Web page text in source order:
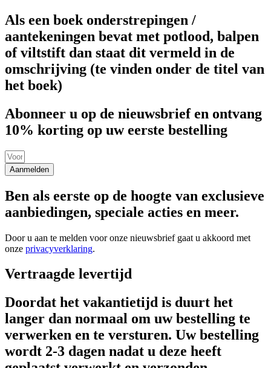
Als een boek onderstrepingen /
aantekeningen bevat met potlood, balpen
of viltstift dan staat dit vermeld in de
omschrijving (te vinden onder de titel van
het boek)
Abonneer u op de nieuwsbrief en ontvang
10% korting op uw eerste bestelling
Aanmelden
Ben als eerste op de hoogte van exclusieve
aanbiedingen, speciale acties en meer.
Door u aan te melden voor onze nieuwsbrief gaat u akkoord met
onze privacyverklaring.
Vertraagde levertijd
Doordat het vakantietijd is duurt het
langer dan normaal om uw bestelling te
verwerken en te versturen. Uw bestelling
wordt 2-3 dagen nadat u deze heeft